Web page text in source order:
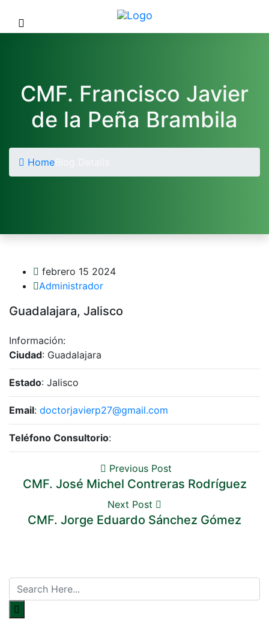
CMF. Francisco Javier
de la Peña Brambila
Home
febrero 15 2024
Administrador
Guadalajara, Jalisco
Información:
Ciudad: Guadalajara
Estado: Jalisco
Email: doctorjavierp27@gmail.com
Teléfono Consultorio:
Previous Post
CMF. José Michel Contreras Rodríguez
Next Post
CMF. Jorge Eduardo Sánchez Gómez